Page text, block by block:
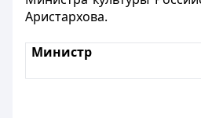
Аристархова.
Министр